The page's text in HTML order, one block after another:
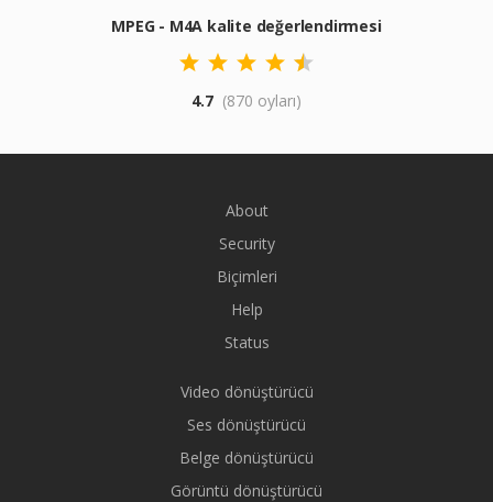
MPEG - M4A kalite değerlendirmesi
4.7 (870 oyları)
About
Security
Biçimleri
Help
Status
Video dönüştürücü
Ses dönüştürücü
Belge dönüştürücü
Görüntü dönüştürücü